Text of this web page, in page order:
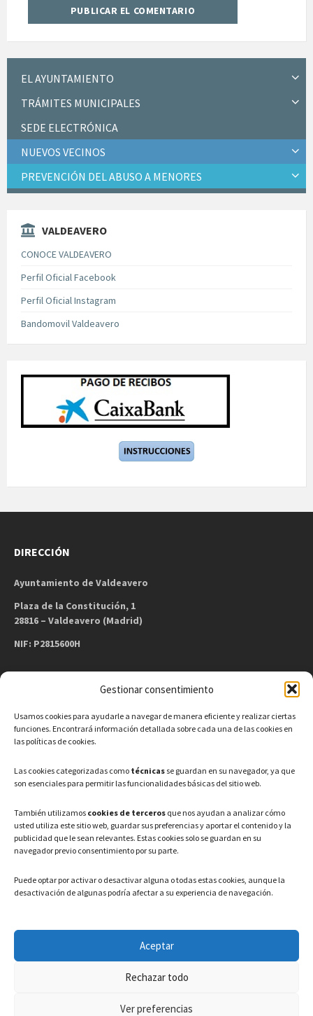
Gestionar consentimiento
Usamos cookies para ayudarle a navegar de manera eficiente y realizar ciertas
funciones. Encontrará información detallada sobre cada una de las cookies en
las políticas de cookies.
Las cookies categorizadas como técnicas se guardan en su navegador, ya que
son esenciales para permitir las funcionalidades básicas del sitio web.
También utilizamos cookies de terceros que nos ayudan a analizar cómo
usted utiliza este sitio web, guardar sus preferencias y aportar el contenido y la
publicidad que le sean relevantes. Estas cookies solo se guardan en su
navegador previo consentimiento por su parte.
Puede optar por activar o desactivar alguna o todas estas cookies, aunque la
desactivación de algunas podría afectar a su experiencia de navegación.
Aceptar
Rechazar todo
Ver preferencias
EL AYUNTAMIENTO
TRÁMITES MUNICIPALES
SEDE ELECTRÓNICA
NUEVOS VECINOS
PREVENCIÓN DEL ABUSO A MENORES
VALDEAVERO
CONOCE VALDEAVERO
Perfil Oficial Facebook
Perfil Oficial Instagram
Bandomovil Valdeavero
DIRECCIÓN
Ayuntamiento de Valdeavero
Plaza de la Constitución, 1
28816 – Valdeavero (Madrid)
NIF: P2815600H
Teléfono: 91 886 44 62
Correo Electrónico:
HORARIO
Lunes a Viernes: 08:00h – 15:00h
LEGAL
Política de privacidad–Aviso Legal–Política de cookies
Registro de actividades de Tratamiento